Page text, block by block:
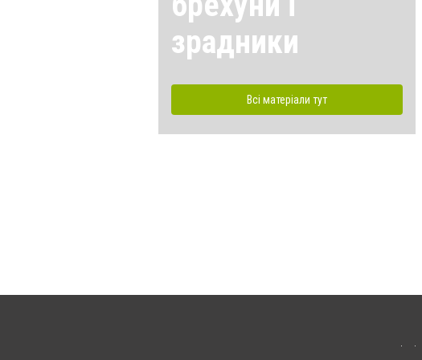
зрадники
Всі матеріали тут